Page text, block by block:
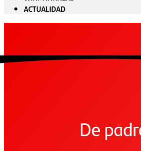
ACTUALIDAD
De